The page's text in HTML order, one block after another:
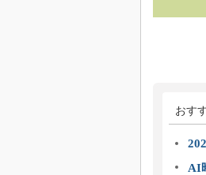
おす
AI